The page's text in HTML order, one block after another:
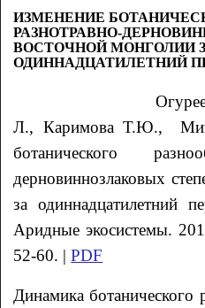
ИЗМЕНЕНИЕ
РАЗНОТРАВНО-
ВОСТОЧНОЙ МОНГОЛИИ
ОДИННАДЦАТИЛЕТНИЙ
Л., Каримова Т.Ю.,
ботанического
дерновиннозлаковых
за одиннадцатилетний
Аридные экосистемы.
52-60. |PDF
Динамика ботанического